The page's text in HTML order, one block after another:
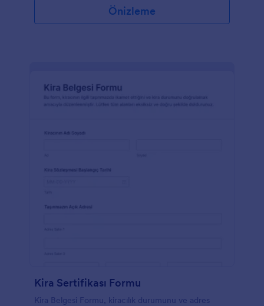
Önizleme
Kira Sertifikası Formu
Kira Belgesi Formu, kiracılık durumunu ve adres